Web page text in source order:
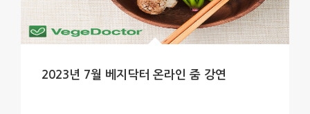
2023년 7월 베지닥터 온라인 줌 강연